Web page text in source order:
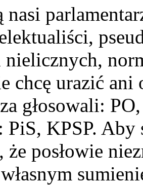
nasi
nielicznych,
chcę urazić ani
głosowali:
PiS, KPSP. Aby
posłowie